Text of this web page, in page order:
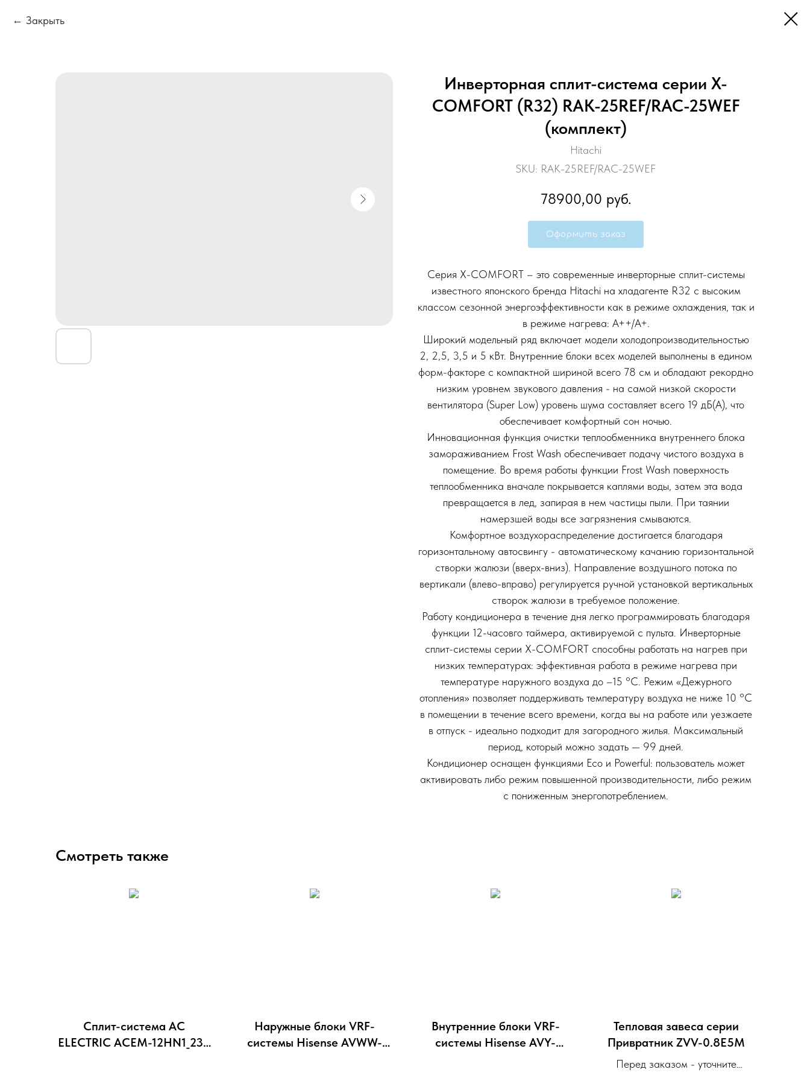
Закрыть
Инверторная сплит-система серии X-
COMFORT (R32) RAK-25REF/RAC-25WEF
(комплект)
Hitachi
SKU: RAK-25REF/RAC-25WEF
78900,00 руб.
Оформить заказ
Серия X-COMFORT – это современные инверторные сплит-системы
известного японского бренда Hitachi на хладагенте R32 с высоким
классом сезонной энергоэффективности как в режиме охлаждения, так и
в режиме нагрева: А++/A+.
Широкий модельный ряд включает модели холодопроизводительностью
2, 2,5, 3,5 и 5 кВт. Внутренние блоки всех моделей выполнены в едином
форм-факторе с компактной шириной всего 78 см и обладают рекордно
низким уровнем звукового давления - на самой низкой скорости
вентилятора (Super Low) уровень шума составляет всего 19 дБ(А), что
обеспечивает комфортный сон ночью.
Инновационная функция очистки теплообменника внутреннего блока
замораживанием Frost Wash обеспечивает подачу чистого воздуха в
помещение. Во время работы функции Frost Wash поверхность
теплообменника вначале покрывается каплями воды, затем эта вода
превращается в лед, запирая в нем частицы пыли. При таянии
намерзшей воды все загрязнения смываются.
Комфортное воздухораспределение достигается благодаря
горизонтальному автосвингу - автоматическому качанию горизонтальной
створки жалюзи (вверх-вниз). Направление воздушного потока по
вертикали (влево-вправо) регулируется ручной установкой вертикальных
створок жалюзи в требуемое положение.
Работу кондиционера в течение дня легко программировать благодаря
функции 12-часовго таймера, активируемой с пульта. Инверторные
сплит-системы серии X-COMFORT способны работать на нагрев при
низких температурах: эффективная работа в режиме нагрева при
температуре наружного воздуха до –15 °C. Режим «Дежурного
отопления» позволяет поддерживать температуру воздуха не ниже 10 °C
в помещении в течение всего времени, когда вы на работе или уезжаете
в отпуск - идеально подходит для загородного жилья. Максимальный
период, который можно задать — 99 дней.
Кондиционер оснащен функциями Eco и Powerful: пользователь может
активировать либо режим повышенной производительности, либо режим
с пониженным энергопотреблением.
Смотреть также
Сплит-система AC
ELECTRIC ACEM-12HN1_23Y
Наружные блоки VRF-
системы Hisense AVWW-
Внутренние блоки VRF-
cистемы Hisense AVY-
Тепловая завеса серии
Привратник ZVV-0.8E5M
Перед заказом - уточните